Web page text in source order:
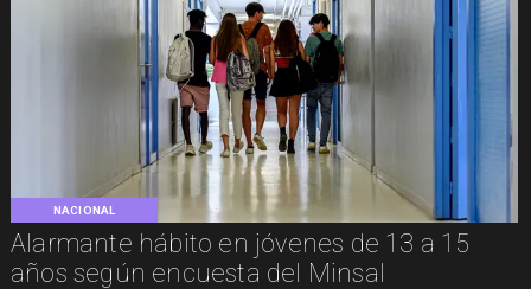
NACIONAL
Alarmante hábito en jóvenes de 13 a 15
años según encuesta del Minsal